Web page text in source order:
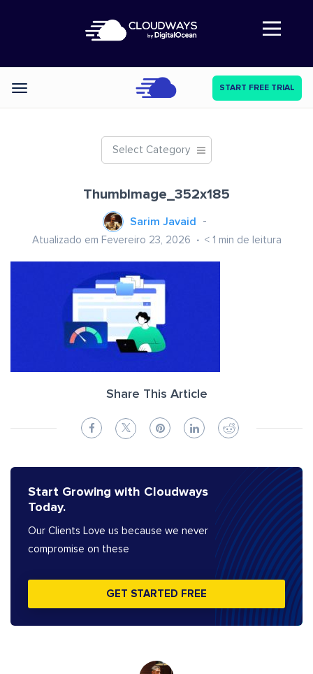
Abre a navegação
Categories START FREE TRIAL
Select Category
ThumbImage_352x185
Sarim Javaid
Atualizado em Fevereiro 23, 2026 < 1 min de leitura
Share This Article
Start Growing with Cloudways
Today.
Our Clients Love us because we never
compromise on these
GET STARTED FREE